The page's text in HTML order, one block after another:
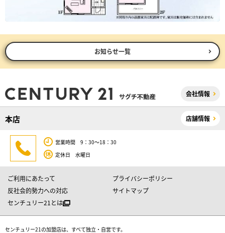
お知らせ一覧
会社情報
本店 店舗情報
営業時間 9：30～18：30
定休日 水曜日
ご利用にあたって
プライバシーポリシー
反社会的勢力への対応
サイトマップ
センチュリー21とは
センチュリー21の加盟店は、すべて独立・自営です。